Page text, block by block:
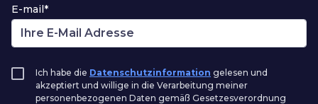
E-mail*
Ich habe die Datenschutzinformation gelesen und
akzeptiert und willige in die Verarbeitung meiner
personenbezogenen Daten gemäß Gesetzesverordnung